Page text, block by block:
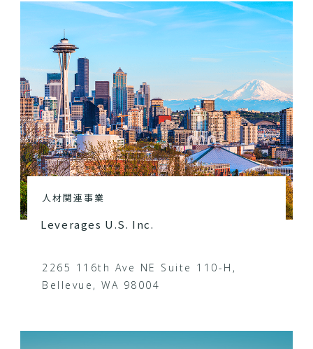
人材関連事業
Leverages U.S. Inc.
2265 116th Ave NE Suite 110-H,
Bellevue, WA 98004